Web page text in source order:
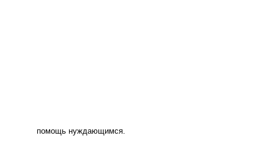
помощь нуждающимся.